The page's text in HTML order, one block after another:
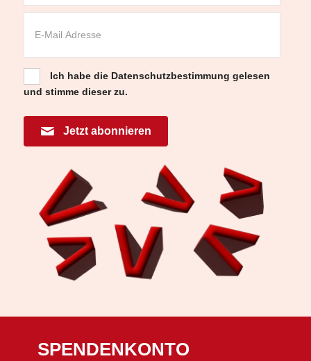
Ich habe die Datenschutzbestimmung gelesen
und stimme dieser zu.
Jetzt abonnieren
SPENDENKONTO